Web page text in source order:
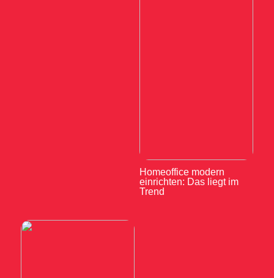
Homeoffice modern
einrichten: Das liegt im
Trend